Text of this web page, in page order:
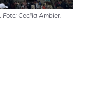
Foto: Cecilia Ambler.